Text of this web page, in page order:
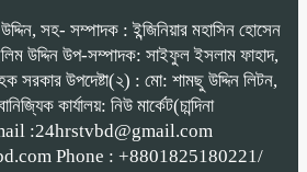
সহ- সম্পাদক : ইন্জিনিয়ার মহাসিন হোসেন
উদ্দিন উপ-সম্পাদক: সাইফুল ইসলাম ফাহাদ,
সরকার উপদেষ্টা(২) : মো: শামছু উদ্দিন লিটন,
কার্যালয়: নিউ মার্কেট(চান্দিনা
:24hrstvbd@gmail.com
Phone : +8801825180221/